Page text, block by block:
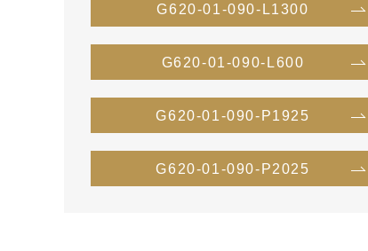
G620-01-090-L1300
G620-01-090-L600
G620-01-090-P1925
G620-01-090-P2025